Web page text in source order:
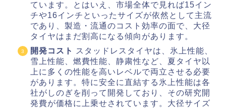
ています。とはいえ、市場全体で見れば15イン
チや16インチといったサイズが依然として主流
であり、製造・流通のコスト効率の面で、大径
タイヤはまだ割高になる傾向があります。
開発コスト
スタッドレスタイヤは、氷上性能、
雪上性能、燃費性能、静粛性など、夏タイヤ以
上に多くの性能を高いレベルで両立させる必要
があります。特に安全に直結する氷上性能は各
社がしのぎを削って開発しており、その研究開
発費が価格に上乗せされています。大径サイズ